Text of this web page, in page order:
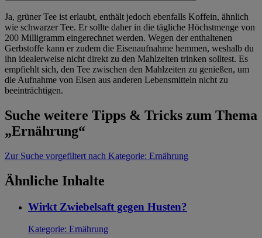
Ja, grüner Tee ist erlaubt, enthält jedoch ebenfalls Koffein, ähnlich
wie schwarzer Tee. Er sollte daher in die tägliche Höchstmenge von
200 Milligramm eingerechnet werden. Wegen der enthaltenen
Gerbstoffe kann er zudem die Eisenaufnahme hemmen, weshalb du
ihn idealerweise nicht direkt zu den Mahlzeiten trinken solltest. Es
empfiehlt sich, den Tee zwischen den Mahlzeiten zu genießen, um
die Aufnahme von Eisen aus anderen Lebensmitteln nicht zu
beeinträchtigen.
Suche weitere Tipps & Tricks zum Thema
„Ernährung“
Zur Suche vorgefiltert nach Kategorie: Ernährung
Ähnliche Inhalte
Wirkt Zwiebelsaft gegen Husten?
Kategorie: Ernährung